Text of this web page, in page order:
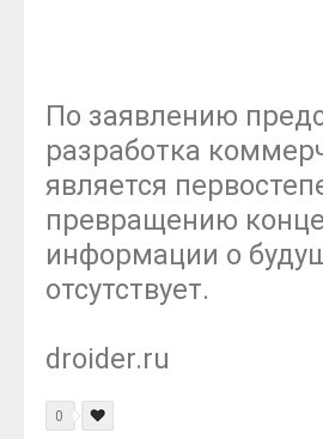
По заявлению
разработка
является
превращению
информации о
отсутствует.
droider.ru
0